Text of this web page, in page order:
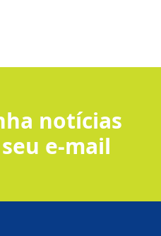
notícias
e-mail